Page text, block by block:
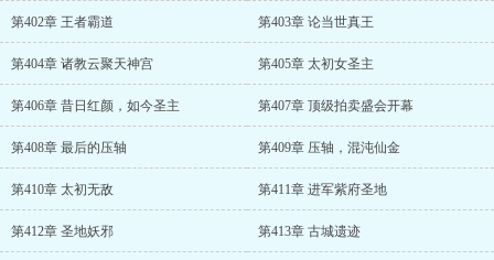
第402章 王者霸道 第403章 论当世真王
第404章 诸教云聚天神宫 第405章 太初女圣主
第406章 昔日红颜，如今圣主 第407章 顶级拍卖盛会开幕
第408章 最后的压轴 第409章 压轴，混沌仙金
第410章 太初无敌 第411章 进军紫府圣地
第412章 圣地妖邪 第413章 古城遗迹